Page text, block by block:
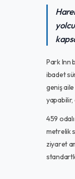
Park Inn
ibadet
geniş
yapabilir,
459
metrelik
ziyaret